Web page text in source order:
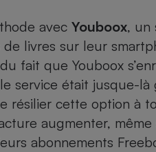
avec Youboox, un
de livres sur leur
fait que Youboox
service était jusque-
résilier cette option à
augmenter, même
abonnements
Champagne -
bouteille de
Banque en ligne
Lave-linge
Téléviseur
Matelas